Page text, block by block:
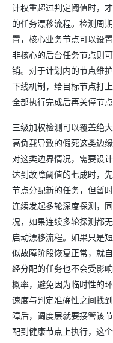
计权重超过判定阈值时，
的任务漂移流程。检测周
置，核心业务节点可以设
非核心的后台任务节点则
销。对于计划内的节点维
下线机制，给目标节点打
全部执行完成后再关停节
三级加权检测可以覆盖绝
高负载导致的假死这类边
对这类边界情况，需要设
达到故障阈值的七成时，
节点分配新的任务，但暂
连续发起多轮深度探测，
况，如果连续多轮探测都
启动漂移流程。如果只是
似故障阶段恢复正常，就
经分配的任务也不会受影
概率，避免因为临时性的
速度与判定准确性之间找
障后，调度层就要接管该
配到健康节点上执行，这